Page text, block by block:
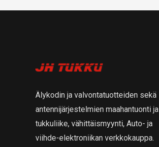
Älykodin ja valvontatuotteiden sekä
antennijärjestelmien maahantuonti ja
tukkuliike, vähittäismyynti, Auto- ja
viihde-elektroniikan verkkokauppa.